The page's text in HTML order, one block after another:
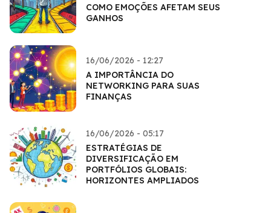
COMO EMOÇÕES AFETAM SEUS
GANHOS
16/06/2026 - 12:27
A IMPORTÂNCIA DO
NETWORKING PARA SUAS
FINANÇAS
16/06/2026 - 05:17
ESTRATÉGIAS DE
DIVERSIFICAÇÃO EM
PORTFÓLIOS GLOBAIS:
HORIZONTES AMPLIADOS